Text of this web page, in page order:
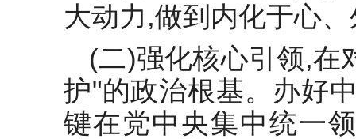
大动力,做到内化于心
(二)强化核心引领,在
护"的政治根基。办好
键在党中央集中统一